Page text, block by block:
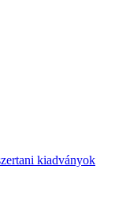
kiadványok